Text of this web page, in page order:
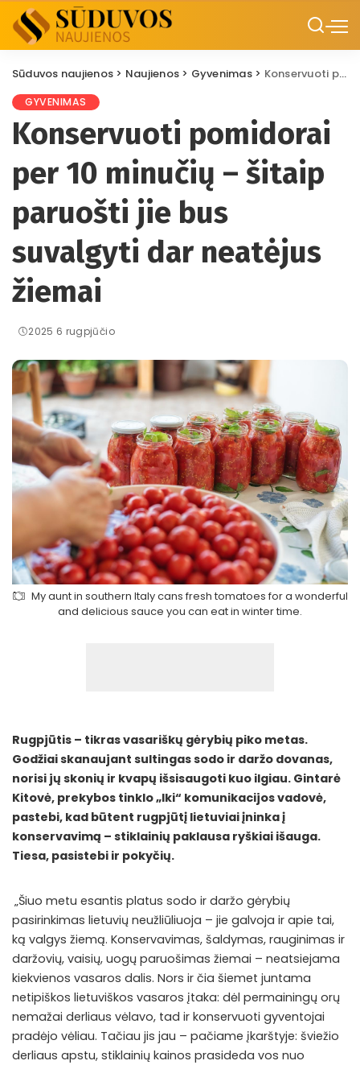
Sūduvos naujienos > Naujienos > Gyvenimas> Konservuoti pomidorai per 10 minučių – šitaip paruošti jie bus suvalgyti dar neatėjus žiemai
GYVENIMAS
Konservuoti pomidorai
per 10 minučių – šitaip
paruošti jie bus
suvalgyti dar neatėjus
žiemai
2025 6 rugpjūčio
My aunt in southern Italy cans fresh tomatoes for a wonderful
and delicious sauce you can eat in winter time.
Rugpjūtis – tikras vasariškų gėrybių piko metas.
Godžiai skanaujant sultingas sodo ir daržo dovanas,
norisi jų skonių ir kvapų išsisaugoti kuo ilgiau. Gintarė
Kitovė, prekybos tinklo „Iki“ komunikacijos vadovė,
pastebi, kad būtent rugpjūtį lietuviai įninka į
konservavimą – stiklainių paklausa ryškiai išauga.
Tiesa, pasistebi ir pokyčių.
„Šiuo metu esantis platus sodo ir daržo gėrybių
pasirinkimas lietuvių neužliūliuoja – jie galvoja ir apie tai,
ką valgys žiemą. Konservavimas, šaldymas, rauginimas ir
daržovių, vaisių, uogų paruošimas žiemai – neatsiejama
kiekvienos vasaros dalis. Nors ir čia šiemet juntama
netipiškos lietuviškos vasaros įtaka: dėl permainingų orų
nemažai derliaus vėlavo, tad ir konservuoti gyventojai
pradėjo vėliau. Tačiau jis jau – pačiame įkarštyje: šviežio
derliaus apstu, stiklainių kainos prasideda vos nuo